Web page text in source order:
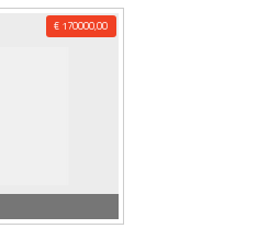
€ 170000,00